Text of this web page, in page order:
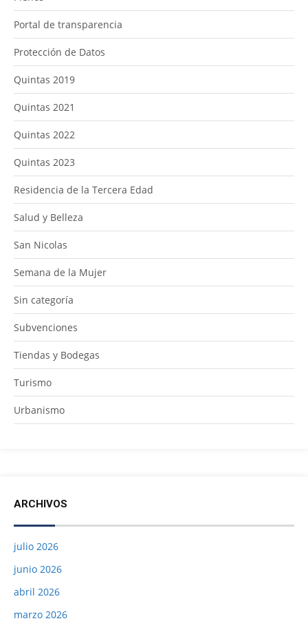
Portal de transparencia
Protección de Datos
Quintas 2019
Quintas 2021
Quintas 2022
Quintas 2023
Residencia de la Tercera Edad
Salud y Belleza
San Nicolas
Semana de la Mujer
Sin categoría
Subvenciones
Tiendas y Bodegas
Turismo
Urbanismo
ARCHIVOS
julio 2026
junio 2026
abril 2026
marzo 2026